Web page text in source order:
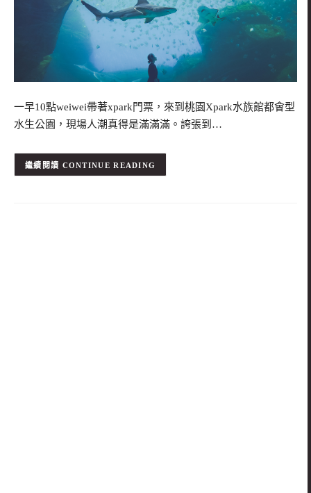
一早10點weiwei帶著xpark門票，來到桃園Xpark水族館都會型
水生公園，現場人潮真得是滿滿滿。誇張到…
CONTINUE READING